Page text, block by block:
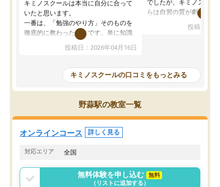
キミノスクールは本当に自分に合って
いたと思います。
一番は、「勉強のやり方」そのものを
徹底的に教わったことです。単に知識
を詰め込むのではなく、自学自習の習
慣が身につくよう並走してくれるの
はなくなりました。
講師の方との距離も近く、親身なコー
チングのおかげで、停滞期もモチベー
ションを維持できました。「やらされ
る勉強」から「目標のための勉強」へ
意識が変わったことが、目標校への合
投稿日：2026年04月16日
でしたが、キミノスクー
らは自習の質が劇的に変
を明確にしてくれるの
の仕方をコーチングして
ルなので、家での学習習
身につきました。結果と
た。自分から学ぶ姿勢を
投稿日：
キミノスクールの口コミをもっとみる
野蒜駅の教室一覧
オンラインコース 詳しく見る
対応エリア 全国
無料体験を申し込む
無料
（リストに追加する）